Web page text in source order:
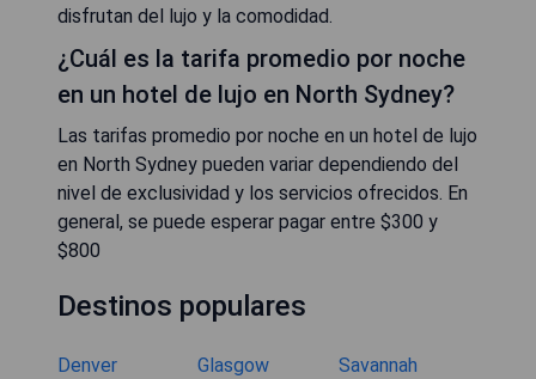
disfrutan del lujo y la comodidad.
¿Cuál es la tarifa promedio por noche
en un hotel de lujo en North Sydney?
Las tarifas promedio por noche en un hotel de lujo
en North Sydney pueden variar dependiendo del
nivel de exclusividad y los servicios ofrecidos. En
general, se puede esperar pagar entre $300 y
$800
Destinos populares
Denver Glasgow
Savannah